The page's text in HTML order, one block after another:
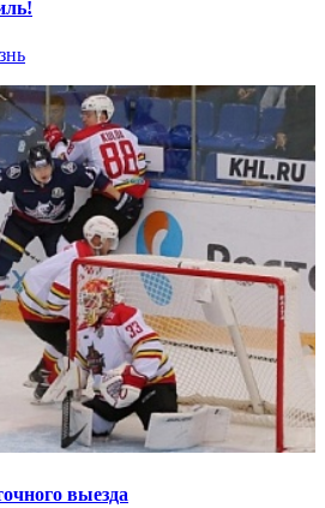
выезда